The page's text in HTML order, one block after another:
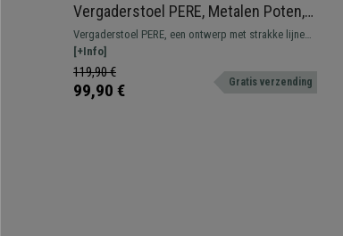
Vergaderstoel PERE, Metalen Poten,
Houten Zitting en Rugleuning, Kleur
Wit
Vergaderstoel PERE, een ontwerp met strakke lijnen,
een metalen frame en stevig houten zitting en
rugleuning.
[+Info]
119,90 €
99,90 € Gratis verzending